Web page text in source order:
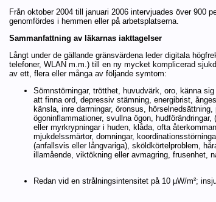
Från oktober 2004 till januari 2006 intervjuades över 900
genomfördes i hemmen eller på arbetsplatserna.
Sammanfattning av läkarnas iakttagelser
Långt under de gällande gränsvärdena leder digitala
telefoner, WLAN m.m.) till en ny mycket komplicerad
av ett, flera eller många av följande symtom:
Sömnstörningar, trötthet, huvudvärk, oro, känna
att finna ord, depressiv stämning, energibrist,
känsla, inre darrningar, öronsus,
ögoninflammationer, svullna ögon,
eller myrkrypningar i huden, klåda, ofta
mjukdelssmärtor, domningar,
(anfallsvis eller långvariga), sköldkörtelproblem,
illamående, viktökning eller avmagring, frusenhet,
Redan vid en strålningsintensitet på 10 µW/m²;